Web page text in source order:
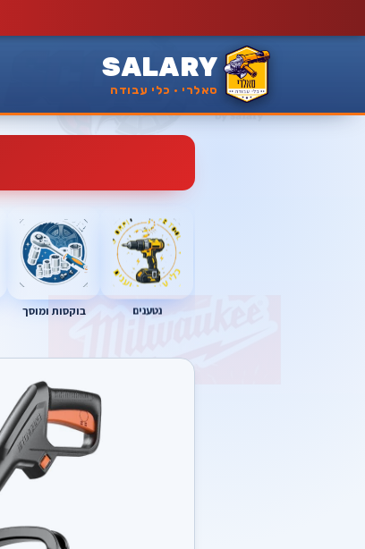
SALARY
סאלרי · כלי עבודה
נטענים בוקסות ומוסך